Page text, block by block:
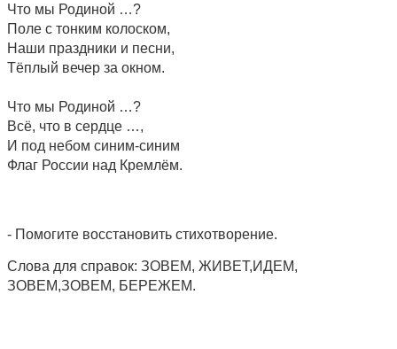
Что мы Родиной …?
Поле с тонким колоском,
Наши праздники и песни,
Тёплый вечер за окном.
Что мы Родиной …?
Всё, что в сердце …,
И под небом синим-синим
Флаг России над Кремлём.
- Помогите восстановить стихотворение.
Слова для справок: ЗОВЕМ, ЖИВЕТ,ИДЕМ,
ЗОВЕМ,ЗОВЕМ, БЕРЕЖЕМ.